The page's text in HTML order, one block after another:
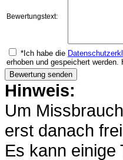
Bewertungstext:
*Ich habe die
erhoben und gespeichert
Hinweis:
Um
erst danach
Es kann einige